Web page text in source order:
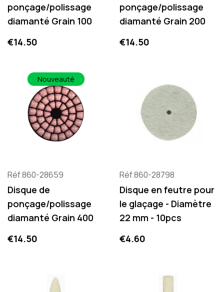
ponçage/polissage
diamanté Grain 100
Price
€14.50
ponçage/polissage
diamanté Grain 200
Price
€14.50
Réf.860-28659
Disque de
ponçage/polissage
diamanté Grain 400
Price
€14.50
Nouveauté
Réf.860-28798
Disque en feutre pour
le glaçage - Diamètre
22 mm - 10pcs
Price
€4.60